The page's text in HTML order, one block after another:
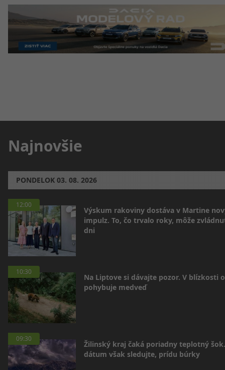
Najnovšie
PONDELOK 03. 08. 2026
12:00
Výskum rakoviny dostáva v Martine
impulz. To, čo trvalo roky, môže
dni
10:30
Na Liptove si dávajte pozor. V blízkosti
pohybuje medveď
09:30
Žilinský kraj čaká poriadny teplotný
dátum však sledujte, prídu búrky